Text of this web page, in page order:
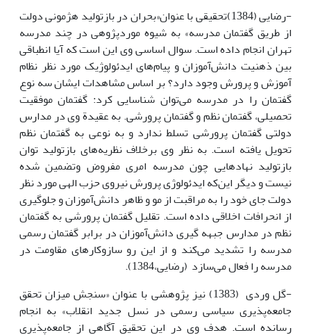
-رضایی (1384)تحقیقی با عنوان«بحران در بازتولید هژمونی دولت
از طریق گفتمان مدرسه» به شیوه موردپژوهی در چند مدرسه
تهران انجام داده است. سوال اساسی وی این است که آیا انطباقی
بین ذهنیت دانش‌آموزان و پیام‌های ایدئولوژیک مورد نظر نظام
آموزش و پرورش وجود دارد؟ بر اساس مشاهدات ایشان سه نوع
گفتمان را در مدرسه می‌توان شناسایی کرد: گفتمان موفقیت
تحصیلی، گفتمان نظم و گفتمان پرورشی. به عقیدة وی در مدارس
دولتی گفتمان پرورشی تسلط ندارد و به نوعی به گفتمان نظم
تحویل یافته است. به نظر وی برخلاف نظریه‌های بازتولید توان
بازتولید نهادهایی چون مدرسه امری مفروض وتضمین شده
نیست و دیگر این‌که ایدئولوژی پرورش نیروی حزب الهی مورد نظر
دولت جای خود را به مراقبت از مو و ظاهر دانش‌آموزان و جلوگیری
از انحرافات اخلاقی داده است. تقلیل گفتمان پرورشی به گفتمان
نظم در مدارس جبهه گیری دانش‌آموزان در برابر گفتمان رسمی
مدرسه را تشدید می‌کند و از این رو سازوکارهای مقاومت در
مدرسه را فعال می‌سازد (رضایی،1384).
-گل وردی (1383) نیز پژوهشی با عنوان «سنجش میزان تحقق
جامعه‌پذیری سیاسی رسمی در نسل جدید انقلاب» به انجام
رسانده است. هدف وی در این تحقیق آگاهی از جامعه‌پذیری